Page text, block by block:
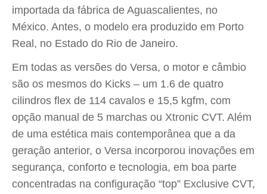
importada da fábrica de Aguascalientes, no
México. Antes, o modelo era produzido em Porto
Real, no Estado do Rio de Janeiro.
Em todas as versões do Versa, o motor e câmbio
são os mesmos do Kicks – um 1.6 de quatro
cilindros flex de 114 cavalos e 15,5 kgfm, com
opção manual de 5 marchas ou Xtronic CVT. Além
de uma estética mais contemporânea que a da
geração anterior, o Versa incorporou inovações em
segurança, conforto e tecnologia, em boa parte
concentradas na configuração “top” Exclusive CVT,